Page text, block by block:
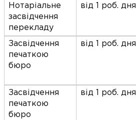
Нотаріальне
засвідчення
перекладу
від 1 роб. дня
Засвідчення
печаткою
бюро
від 1 роб. дня
Засвідчення
печаткою
бюро
від 1 роб. дня